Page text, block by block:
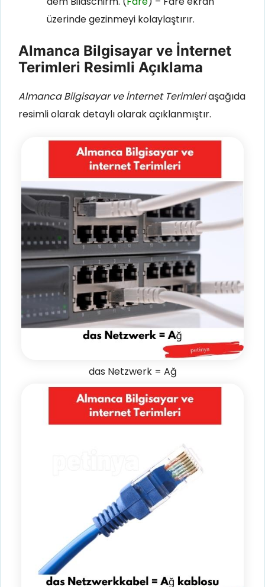
üzerinde gezinmeyi kolaylaştırır.
Almanca Bilgisayar ve İnternet
Terimleri Resimli Açıklama
Almanca Bilgisayar ve İnternet Terimleriaşağıda
resimli olarak detaylı olarak açıklanmıştır.
das Netzwerk = Ağ